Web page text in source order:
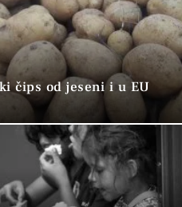
čips od jeseni i u EU